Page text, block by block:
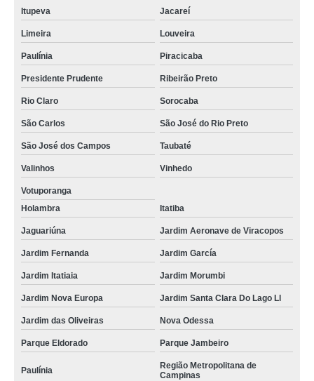
Itupeva Jacareí
Limeira Louveira
Paulínia Piracicaba
Presidente Prudente Ribeirão Preto
Rio Claro Sorocaba
São Carlos São José do Rio Preto
São José dos Campos Taubaté
Valinhos Vinhedo
Votuporanga
Holambra
Itatiba
Jaguariúna Jardim Aeronave de Viracopos
Jardim Fernanda Jardim García
Jardim Itatiaia Jardim Morumbi
Jardim Nova Europa Jardim Santa Clara Do Lago Ll
Jardim das Oliveiras Nova Odessa
Parque Eldorado Parque Jambeiro
Paulínia
Região Metropolitana de
Campinas